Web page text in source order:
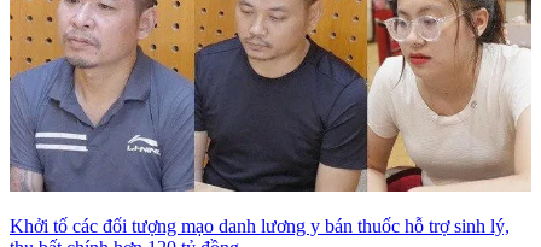
Khởi tố các đối tượng mạo danh lương y bán thuốc hỗ trợ sinh lý,